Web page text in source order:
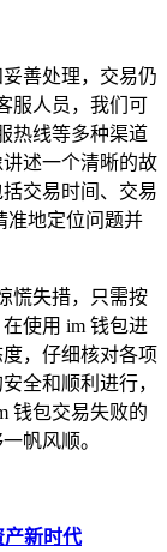
善处理，交易仍
服人员，我们可
热线等多种渠道
述一个清晰的故
交易时间、交易
准地定位问题并
慌失措，只需按
使用 im 钱包进
，仔细核对各项
全和顺利进行，
钱包交易失败的
帆风顺。
产新时代